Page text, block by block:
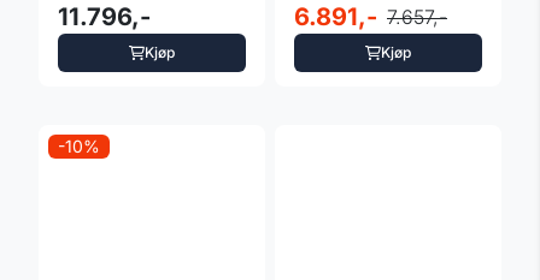
11.796,-
Kjøp
svinghjul og
pulsmåler
6.891,- 7.657,-
Kjøp
-10%